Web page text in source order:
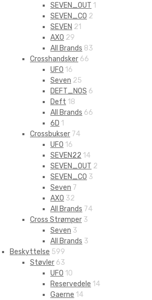
SEVEN_OUT 1
SEVEN_CO 2
SEVEN 21
AXO 29
All Brands 83
Crosshandsker 66
UFO 16
Seven 25
DEFT_NOS 6
Deft 18
All Brands 66
6D 1
Crossbukser 74
UFO 16
SEVEN22 14
SEVEN_OUT 2
SEVEN_CO 3
Seven 7
AXO 32
All Brands 74
Cross Strømper 3
Seven 3
All Brands 3
Beskyttelse 599
Støvler 63
UFO 10
Reservedele 14
Gaerne 14